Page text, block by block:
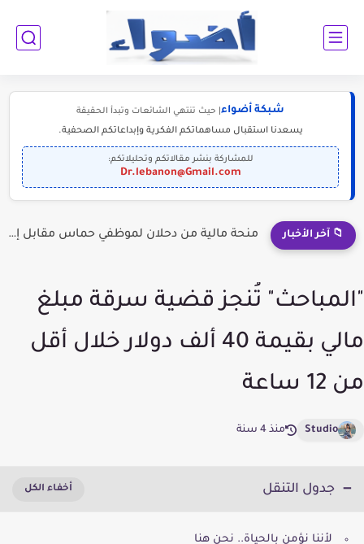
شبكة أضواء | حيث تنتهي الشائعات وتبدأ الحقيقة
يسعدنا استقبال مساهماتكم الفكرية وإبداعاتكم الصحفية.
للمشاركة بنشر مقالاتكم وتحليلاتكم:
Dr.lebanon@Gmail.com
📁 آخر الأخبار إلى الناجحين في الثانوية العامة: أبرز التخصصات المطلوبة للمستقبل (2030-2050)
"المباحث" تُنجز قضية سرقة مبلغ
مالي بقيمة 40 ألف دولار خلال أقل
من 12 ساعة
Studio منذ 4 سنة
جدول التنقل
لأننا نؤمن بالحياة.. نحن هنا